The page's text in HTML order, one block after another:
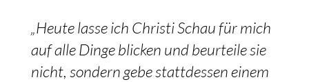
„Heute lasse ich Christi Schau für mich
auf alle Dinge blicken und beurteile sie
nicht, sondern gebe stattdessen einem